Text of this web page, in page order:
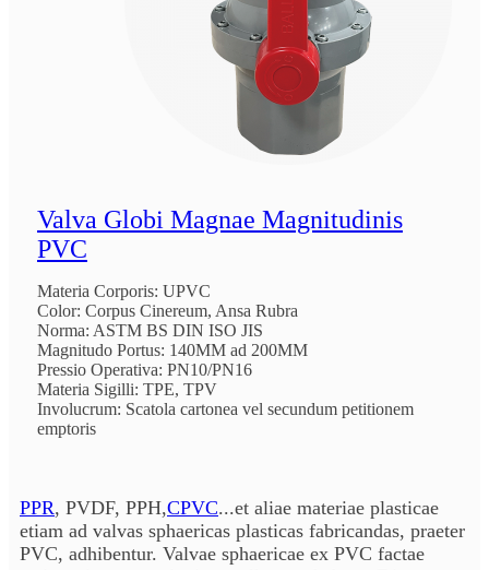
Valva Globi Magnae Magnitudinis
PVC
Materia Corporis: UPVC
Color: Corpus Cinereum, Ansa Rubra
Norma: ASTM BS DIN ISO JIS
Magnitudo Portus: 140MM ad 200MM
Pressio Operativa: PN10/PN16
Materia Sigilli: TPE, TPV
Involucrum: Scatola cartonea vel secundum petitionem
emptoris
PPR, PVDF, PPH,CPVC...et aliae materiae plasticae
etiam ad valvas sphaericas plasticas fabricandas, praeter
PVC, adhibentur. Valvae sphaericae ex PVC factae